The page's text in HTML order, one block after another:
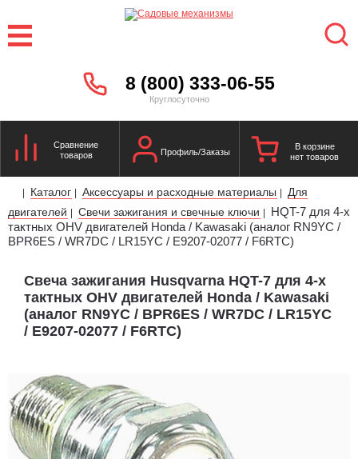
8 (800) 333-06-55
Круглосуточно
Сравнение
товаров
Профиль/Заказы
В корзине
нет товаров
| Каталог | Аксессуары и расходные материалы |
Для
двигателей | Свечи зажигания и свечные ключи |
HQT-7 для 4-х
тактных OHV двигателей Honda / Kawasaki (аналог RN9YC /
BPR6ES / WR7DC / LR15YC / E9207-02077 / F6RTC)
Свеча зажигания Husqvarna HQT-7 для 4-х
тактных OHV двигателей Honda / Kawasaki
(аналог RN9YC / BPR6ES / WR7DC / LR15YC
/ E9207-02077 / F6RTC)